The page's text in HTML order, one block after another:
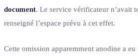
document. Le service vérificateur n’avait
renseigné l’espace prévu à cet effet.
Cette omission apparemment anodine a eu